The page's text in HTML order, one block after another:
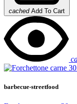
cached Add To Cart
barbecue-streetfood